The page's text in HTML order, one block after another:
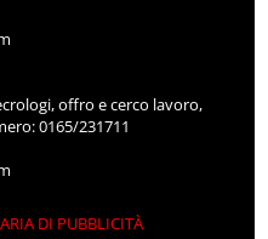
offro e cerco lavoro,
0165/231711
DI PUBBLICITÀ